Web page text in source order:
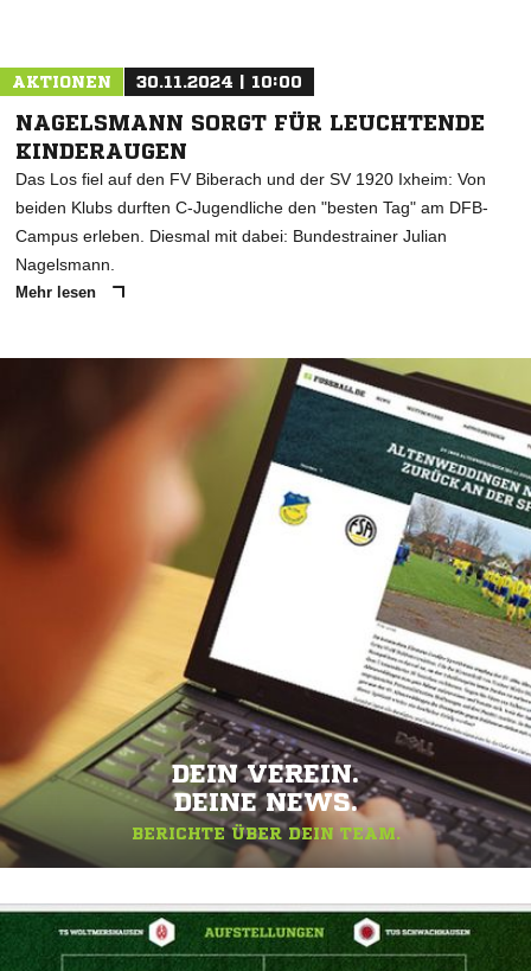
AKTIONEN 30.11.2024 | 10:00
NAGELSMANN SORGT FÜR LEUCHTENDE
KINDERAUGEN
Das Los fiel auf den FV Biberach und der SV 1920 Ixheim: Von
beiden Klubs durften C-Jugendliche den "besten Tag" am DFB-
Campus erleben. Diesmal mit dabei: Bundestrainer Julian
Nagelsmann.
Mehr lesen
DEIN VEREIN.
DEINE NEWS.
BERICHTE ÜBER DEIN TEAM.